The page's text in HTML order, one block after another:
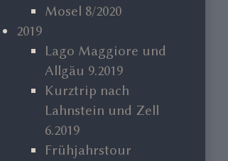
Mosel 8/2020
2019
Lago Maggiore und
Allgäu 9.2019
Kurztrip nach
Lahnstein und Zell
6.2019
Frühjahrstour